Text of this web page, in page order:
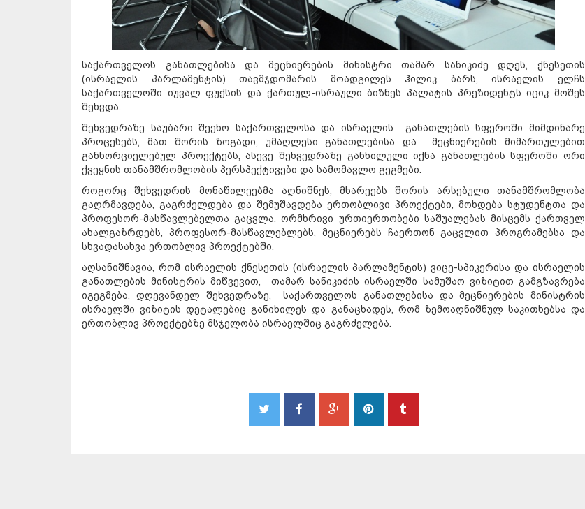
საქართველოს განათლებისა და მეცნიერების მინისტრი თამარ სანიკიძე დღეს, ქნესეთის
(ისრაელის პარლამენტის) თავმჯდომარის მოადგილეს ჰილიკ ბარს, ისრაელის ელჩს
საქართველოში იუვალ ფუქსის და ქართულ-ისრაული ბიზნეს პალატის პრეზიდენტს იციკ მოშეს
შეხვდა.
შეხვედრაზე საუბარი შეეხო საქართველოსა და ისრაელის განათლების სფეროში მიმდინარე
პროცესებს, მათ შორის ზოგადი, უმაღლესი განათლებისა და მეცნიერების მიმართულებით
განხორციელებულ პროექტებს, ასევე შეხვედრაზე განხილული იქნა განათლების სფეროში ორი
ქვეყნის თანამშრომლობის პერსპექტივები და სამომავლო გეგმები.
როგორც შეხვედრის მონაწილეებმა აღნიშნეს, მხარეებს შორის არსებული თანამშრომლობა
გაღრმავდება, გაგრძელდება და შემუშავდება ერთობლივი პროექტები, მოხდება სტუდენტთა და
პროფესორ-მასწავლებელთა გაცვლა. ორმხრივი ურთიერთობები საშუალებას მისცემს ქართველ
ახალგაზრდებს, პროფესორ-მასწავლებლებს, მეცნიერებს ჩაერთონ გაცვლით პროგრამებსა და
სხვადასახვა ერთობლივ პროექტებში.
აღსანიშნავია, რომ ისრაელის ქნესეთის (ისრაელის პარლამენტის) ვიცე-სპიკერისა და ისრაელის
განათლების მინისტრის მიწვევით, თამარ სანიკიძის ისრაელში სამუშაო ვიზიტით გამგზავრება
იგეგმება. დღევანდელ შეხვედრაზე, საქართველოს განათლებისა და მეცნიერების მინისტრის
ისრაელში ვიზიტის დეტალებიც განიხილეს და განაცხადეს, რომ ზემოაღნიშნულ საკითხებსა და
ერთობლივ პროექტებზე მსჯელობა ისრაელშიც გაგრძელება.